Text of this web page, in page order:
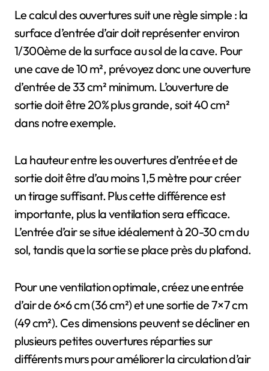
Le calcul des ouvertures suit une règle simple : la
surface d’entrée d’air doit représenter environ
1/300ème de la surface au sol de la cave. Pour
une cave de 10 m², prévoyez donc une ouverture
d’entrée de 33 cm² minimum. L’ouverture de
sortie doit être 20% plus grande, soit 40 cm²
dans notre exemple.
La hauteur entre les ouvertures d’entrée et de
sortie doit être d’au moins 1,5 mètre pour créer
un tirage suffisant. Plus cette différence est
importante, plus la ventilation sera efficace.
L’entrée d’air se situe idéalement à 20-30 cm du
sol, tandis que la sortie se place près du plafond.
Pour une ventilation optimale, créez une entrée
d’air de 6×6 cm (36 cm²) et une sortie de 7×7 cm
(49 cm²). Ces dimensions peuvent se décliner en
plusieurs petites ouvertures réparties sur
différents murs pour améliorer la circulation d’air